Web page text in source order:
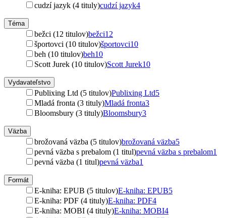
cudzí jazyk (4 tituly)cudzí jazyk4
Téma
bežci (12 titulov)bežci12
športovci (10 titulov)športovci10
beh (10 titulov)beh10
Scott Jurek (10 titulov)Scott Jurek10
Vydavateľstvo
Publixing Ltd (5 titulov)Publixing Ltd5
Mladá fronta (3 tituly)Mladá fronta3
Bloomsbury (3 tituly)Bloomsbury3
Väzba
brožovaná väzba (5 titulov)brožovaná väzba5
pevná väzba s prebalom (1 titul)pevná väzba s prebalom1
pevná väzba (1 titul)pevná väzba1
Formát
E-kniha: EPUB (5 titulov)E-kniha: EPUB5
E-kniha: PDF (4 tituly)E-kniha: PDF4
E-kniha: MOBI (4 tituly)E-kniha: MOBI4